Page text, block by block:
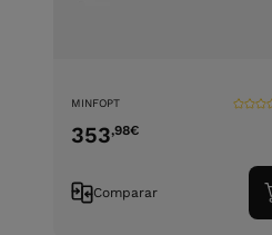
MINFOPT
353,98€
Comparar